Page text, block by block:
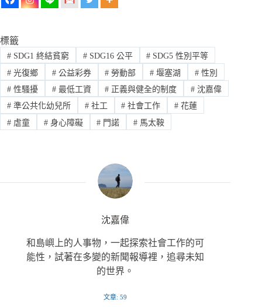
標籤
#SDG1 終結貧窮 #SDG16 公平 # SDG5 性別平等
#光復鄉 #公益彩券 # 勞動部 # 堰塞湖 # 性別
#性騷擾 #最低工資 # 正義與健全的制度 # 沈嘉偉
#準公共化幼兒所 #社工 # 社會工作 # 花蓮
#虐童 #身心障礙 # 門諾 # 馬太鞍
沈嘉偉
和島嶼上的人事物，一起探索社會工作的可
能性，試著在多變的新聞報導裡，追尋未知
的世界。
文章: 59